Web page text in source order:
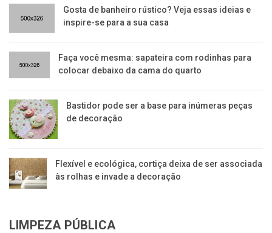
Gosta de banheiro rústico? Veja essas ideias e
inspire-se para a sua casa
Faça você mesma: sapateira com rodinhas para
colocar debaixo da cama do quarto
Bastidor pode ser a base para inúmeras peças
de decoração
Flexível e ecológica, cortiça deixa de ser associada
às rolhas e invade a decoração
LIMPEZA PÚBLICA